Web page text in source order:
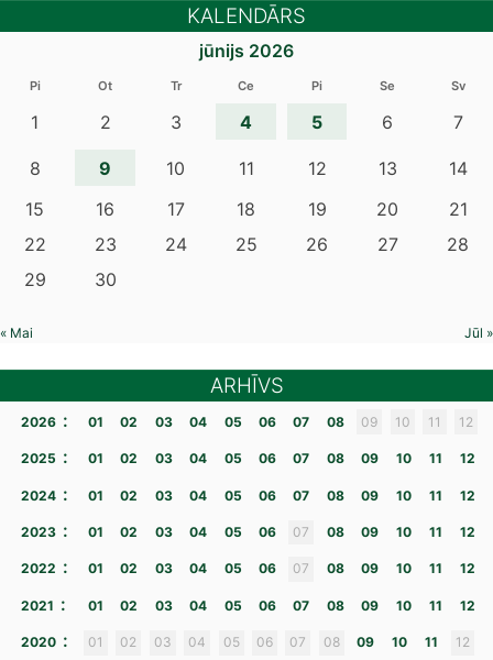
KALENDĀRS
jūnijs 2026
Pi Ot Tr Ce Pi Se Sv
1 2 3 4 5 6 7
8 9 10 11 12 13
14
15
16 17 18 19 20
21
22
23 24 25 26 27
28
29
30
« Mai Jūl »
ARHĪVS
2026 : 01 02 03 04 05 06 07 08 09 10 11 12
2025 : 01 02 03 04 05 06 07 08 09 10 11 12
2024 : 01 02 03 04 05 06 07 08 09 10 11 12
2023 : 01 02 03 04 05 06 07 08 09 10 11 12
2022 : 01 02 03 04 05 06 07 08 09 10 11 12
2021 : 01 02 03 04 05 06 07 08 09 10 11 12
2020 : 01 02 03 04 05 06 07 08 09 10 11 12